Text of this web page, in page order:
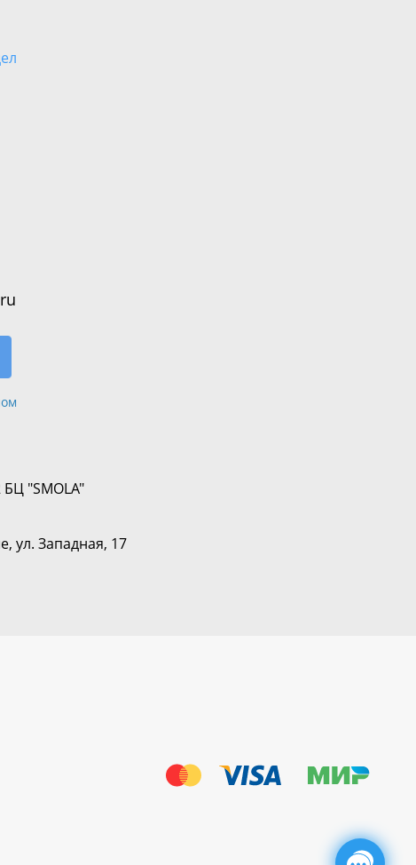
"SMOLA"
ул. Западная, 17